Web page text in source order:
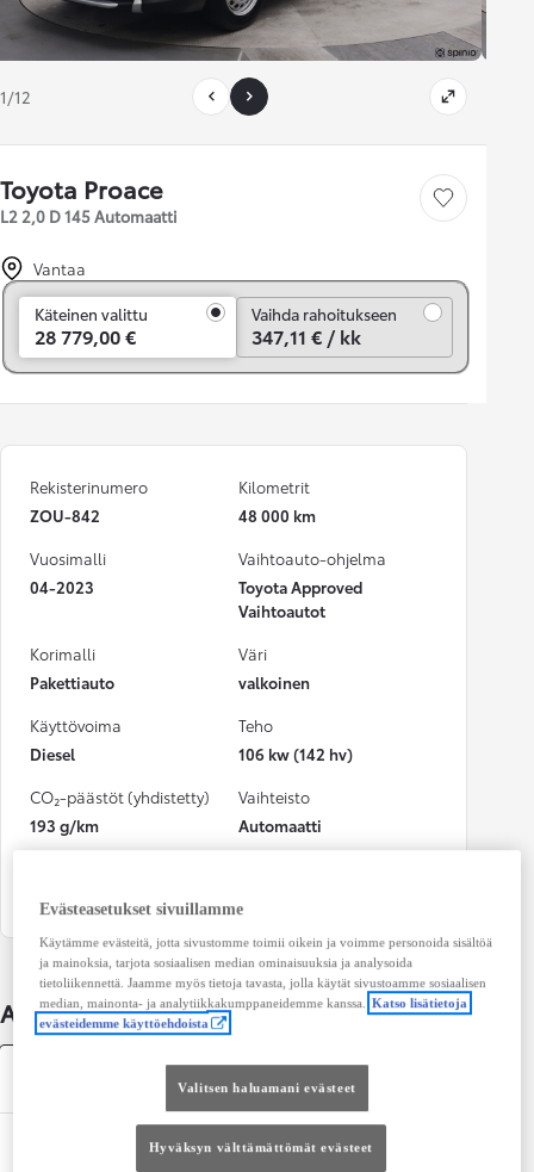
1/12
Toyota Proace
L2 2,0 D 145 Automaatti
Tallenna auto
Vantaa
Käteinen valittu
28 779,00 €
Vaihda rahoitukseen
347,11 € / kk
Rekisterinumero
ZOU-842
Kilometrit
48 000 km
Vuosimalli
04-2023
Vaihtoauto-ohjelma
Toyota Approved
Vaihtoautot
Korimalli
Pakettiauto
Väri
valkoinen
Käyttövoima
Diesel
Teho
106 kw (142 hv)
CO₂-päästöt (yhdistetty)
193 g/km
Vaihteisto
Automaatti
Auton lisätiedot
Mitat ja tilavuus
Evästeasetukset sivuillamme
Käytämme evästeitä, jotta sivustomme toimii oikein ja voimme personoida sisältöä
ja mainoksia, tarjota sosiaalisen median ominaisuuksia ja analysoida
tietoliikennettä. Jaamme myös tietoja tavasta, jolla käytät sivustoamme sosiaalisen
median, mainonta- ja analytiikkakumppaneidemme kanssa.
Katso lisätietoja
evästeidemme käyttöehdoista
Valitsen haluamani evästeet
Hyväksyn välttämättömät evästeet